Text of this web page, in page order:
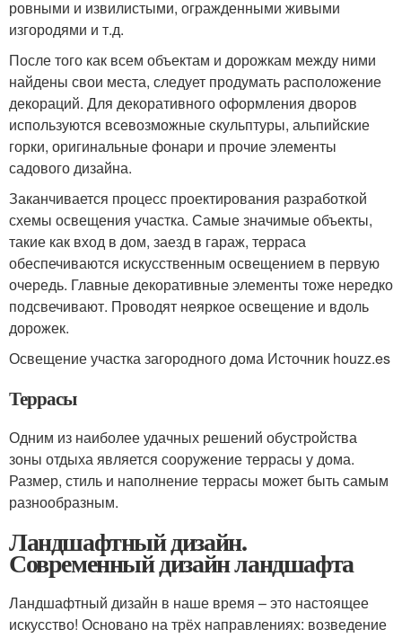
ровными и извилистыми, огражденными живыми
изгородями и т.д.
После того как всем объектам и дорожкам между ними
найдены свои места, следует продумать расположение
декораций. Для декоративного оформления дворов
используются всевозможные скульптуры, альпийские
горки, оригинальные фонари и прочие элементы
садового дизайна.
Заканчивается процесс проектирования разработкой
схемы освещения участка. Самые значимые объекты,
такие как вход в дом, заезд в гараж, терраса
обеспечиваются искусственным освещением в первую
очередь. Главные декоративные элементы тоже нередко
подсвечивают. Проводят неяркое освещение и вдоль
дорожек.
Освещение участка загородного дома Источник houzz.es
Террасы
Одним из наиболее удачных решений обустройства
зоны отдыха является сооружение террасы у дома.
Размер, стиль и наполнение террасы может быть самым
разнообразным.
Ландшафтный дизайн.
Современный дизайн ландшафта
Ландшафтный дизайн в наше время – это настоящее
искусство! Основано на трёх направлениях: возведение